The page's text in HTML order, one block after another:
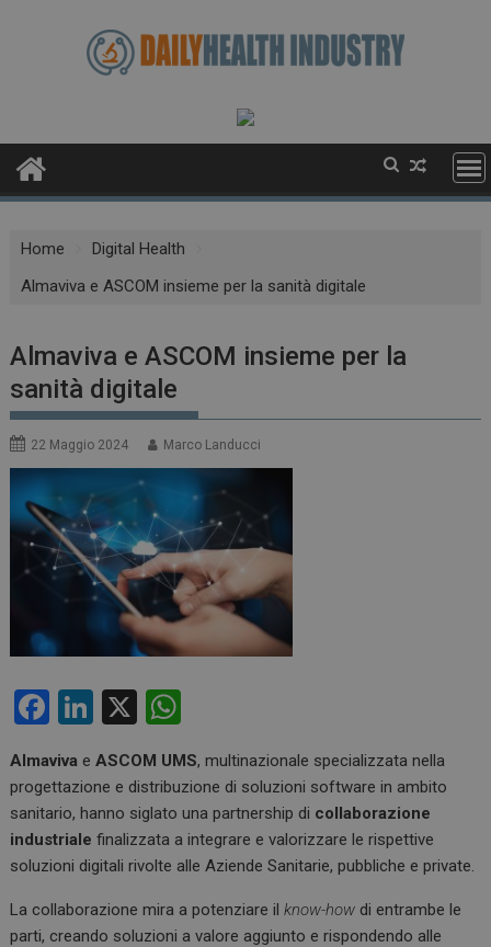
Home
Digital Health
Almaviva e ASCOM insieme per la sanità digitale
Almaviva e ASCOM insieme per la
sanità digitale
22 Maggio 2024 Marco Landucci
F
ce
b
o
o
k
Li
ke
dI
n
X
at
s
A
p
p
Almaviva eASCOM UMS, multinazionale specializzata nella
progettazione e distribuzione di soluzioni software in ambito
sanitario, hanno siglato una partnership di collaborazione
industriale finalizzata a integrare e valorizzare le rispettive
soluzioni digitali rivolte alle Aziende Sanitarie, pubbliche e private.
La collaborazione mira a potenziare il know-how di entrambe le
parti, creando soluzioni a valore aggiunto e rispondendo alle